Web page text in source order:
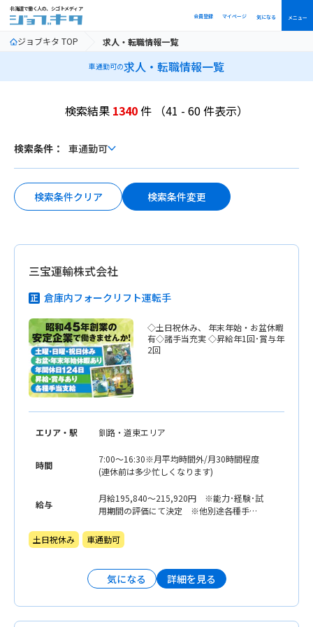
北海道で働く人の、シゴトメディア
会員登録
マイページ 気になる メニュー
ジョブキタ TOP 求人・転職情報一覧
車通勤可の求人・転職情報一覧
検索結果 1340件 （41 - 60 件表示）
検索条件： 車通勤可ボ
ン
検索条件クリア
検索条件変更
三宝運輸株式会社
倉庫内フォークリフト運転手
◇土日祝休み、 年末年始・お盆休暇
有◇諸手当充実 ◇昇給年1回･賞与年
2回
エリア・駅 釧路・道東エリア
時間
7:00〜16:30※月平均時間外/月30時間程度
(連休前は多少忙しくなります)
給与
月給195,840〜215,920円 ※能力･経験･試
用期間の評価にて決定 ※他別途各種手当
土日祝休み
車通勤可
気になる 詳細を見る